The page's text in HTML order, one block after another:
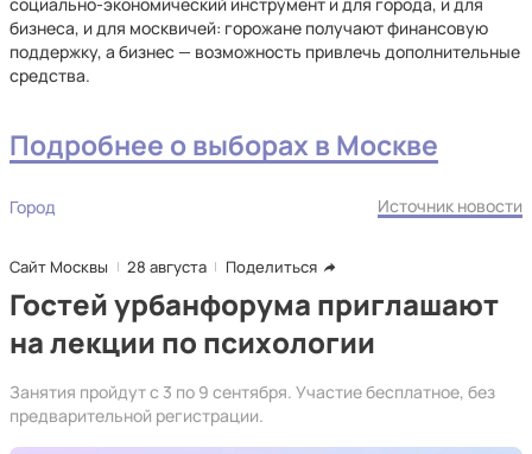
бизнеса, и для москвичей: горожане получают финансовую
поддержку, а бизнес — возможность привлечь дополнительные
средства.
Подробнее о выборах в Москве
Город Источник новости
Сайт Москвы 28 августа Поделиться
Гостей урбанфорума приглашают
на лекции по психологии
Занятия пройдут с 3 по 9 сентября. Участие бесплатное, без
предварительной регистрации.